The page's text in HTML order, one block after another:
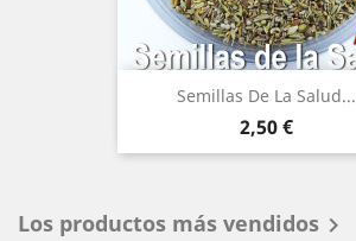
Semillas De La Salud...
Precio
2,50 €
(6)
Los productos más vendidos 